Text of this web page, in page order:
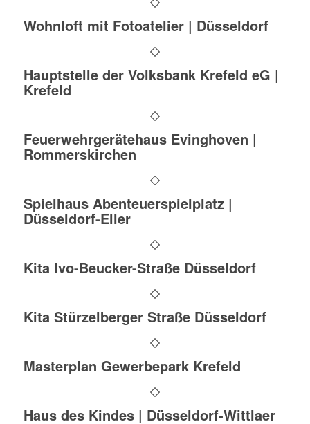
Wohnloft mit Fotoatelier | Düsseldorf
Hauptstelle der Volksbank Krefeld eG |
Krefeld
Feuerwehrgerätehaus Evinghoven |
Rommerskirchen
Spielhaus Abenteuerspielplatz |
Düsseldorf-Eller
Kita Ivo-Beucker-Straße Düsseldorf
Kita Stürzelberger Straße Düsseldorf
Masterplan Gewerbepark Krefeld
Haus des Kindes | Düsseldorf-Wittlaer